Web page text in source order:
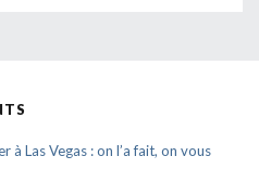
à Las Vegas : on l’a fait, on vous